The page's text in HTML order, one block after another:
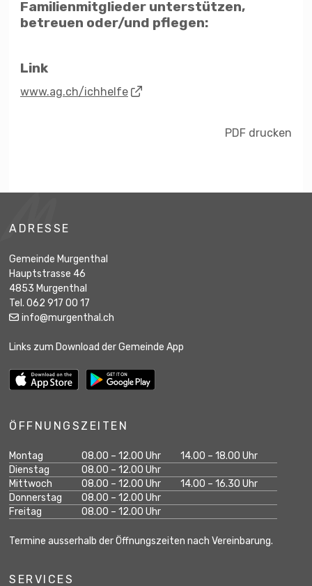
Familienmitglieder unterstützen,
betreuen oder/und pflegen:
Link
www.ag.ch/ichhelfe
PDF drucken
Footer
ADRESSE
Gemeinde Murgenthal
Hauptstrasse 46
4853 Murgenthal
Tel. 062 917 00 17
info@murgenthal.ch
Links zum Download der Gemeinde App
ÖFFNUNGSZEITEN
Wochentag Öffnungszeiten Vormittag Öffnungszeiten
Montag 08.00 – 12.00 Uhr
14.00 – 18.00 Uhr
Dienstag
08.00 – 12.00 Uhr
Mittwoch
08.00 – 12.00 Uhr
14.00 – 16.30 Uhr
Donnerstag
08.00 – 12.00 Uhr
Freitag
08.00 – 12.00 Uhr
Termine ausserhalb der Öffnungszeiten nach Vereinbarung.
SERVICES